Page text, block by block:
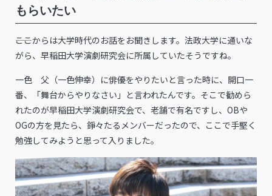
もらいたい
――ここからは大学時代のお話をお聞きします。法政大学に通いな
がら、早稲田大学演劇研究会に所属していたそうですね。
一色 父（一色伸幸）に俳優をやりたいと言った時に、開口一
番、「舞台からやりなさい」と言われたんです。そこで勧めら
れたのが早稲田大学演劇研究会で、老舗で有名ですし、OBや
OGの方を見たら、錚々たるメンバーだったので、ここで手堅く
勉強してみようと思って入りました。